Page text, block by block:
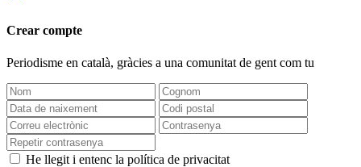
Crear compte
Periodisme en català, gràcies a una comunitat de gent com tu
He llegit i entenc la política de privacitat